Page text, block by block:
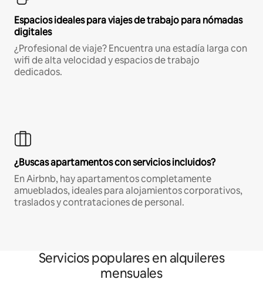
Espacios ideales para viajes de trabajo para nómadas
digitales
¿Profesional de viaje? Encuentra una estadía larga con
wifi de alta velocidad y espacios de trabajo
dedicados.
¿Buscas apartamentos con servicios incluidos?
En Airbnb, hay apartamentos completamente
amueblados, ideales para alojamientos corporativos,
traslados y contrataciones de personal.
Servicios populares en alquileres
mensuales